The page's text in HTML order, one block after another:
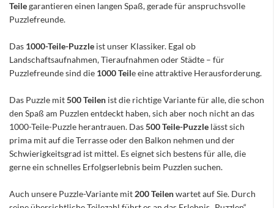
Teilegarantieren einen langen Spaß, gerade für anspruchsvolle
Puzzlefreunde.
Das 1000-Teile-Puzzle ist unser Klassiker. Egal ob
Landschaftsaufnahmen, Tieraufnahmen oder Städte – für
Puzzlefreunde sind die 1000 Teile eine attraktive Herausforderung.
Das Puzzle mit500 Teilen ist die richtige Variante für alle, die schon
den Spaß am Puzzlen entdeckt haben, sich aber noch nicht an das
1000-Teile-Puzzle herantrauen. Das500 Teile-Puzzle lässt sich
prima mit auf die Terrasse oder den Balkon nehmen und der
Schwierigkeitsgrad ist mittel. Es eignet sich bestens für alle, die
gerne ein schnelles Erfolgserlebnis beim Puzzlen suchen.
Auch unsere Puzzle-Variante mit 200 Teilenwartet auf Sie. Durch